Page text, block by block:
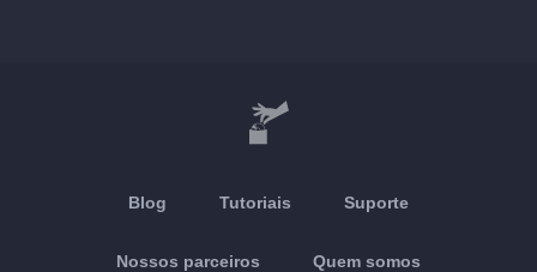
Blog Tutoriais Suporte
Nossos parceiros Quem somos